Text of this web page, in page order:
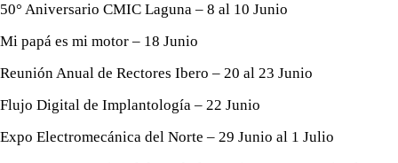
50° Aniversario CMIC Laguna – 8 al 10 Junio
Mi papá es mi motor – 18 Junio
Reunión Anual de Rectores Ibero – 20 al 23 Junio
Flujo Digital de Implantología – 22 Junio
Expo Electromecánica del Norte – 29 Junio al 1 Julio